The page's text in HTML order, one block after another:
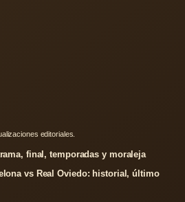
editoriales.
final, temporadas y moraleja
vs Real Oviedo: historial, último